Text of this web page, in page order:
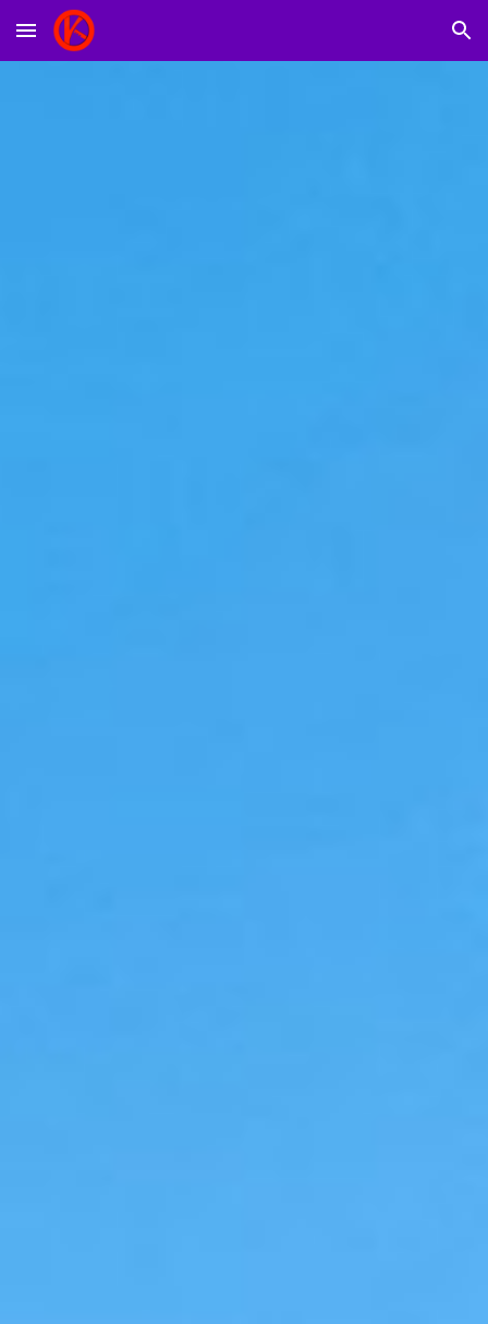
Skip to main content Skip to navigation